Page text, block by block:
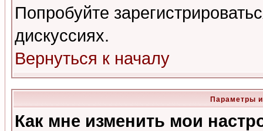
Попробуйте
дискуссиях.
Вернуться к началу
Параметры
Как мне изменить мои